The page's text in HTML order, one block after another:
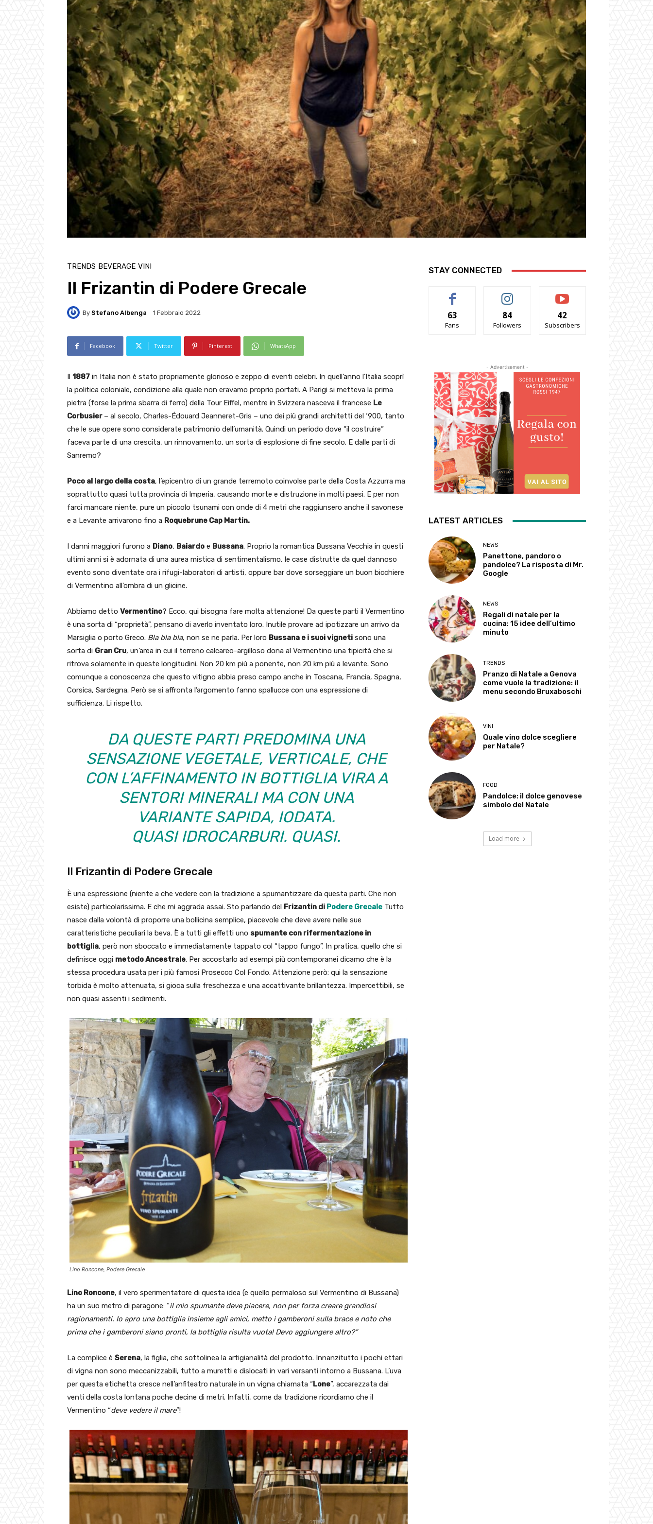
TRENDS BEVERAGE VINI
Il Frizantin di Podere Grecale
By Stefano Albenga 1 Febbraio 2022
Facebook Twitter Pinterest WhatsApp
Il 1887 in Italia non è stato propriamente glorioso e zeppo di eventi celebri. In quell’anno l’Italia scoprì
la politica coloniale, condizione alla quale non eravamo proprio portati. A Parigi si metteva la prima
pietra (forse la prima sbarra di ferro) della Tour Eiffel, mentre in Svizzera nasceva il francese Le
Corbusier – al secolo, Charles-Édouard Jeanneret-Gris – uno dei più grandi architetti del ‘900, tanto
che le sue opere sono considerate patrimonio dell’umanità. Quindi un periodo dove “il costruire”
faceva parte di una crescita, un rinnovamento, un sorta di esplosione di fine secolo. E dalle parti di
Sanremo?
Poco al largo della costa, l’epicentro di un grande terremoto coinvolse parte della Costa Azzurra ma
soprattutto quasi tutta provincia di Imperia, causando morte e distruzione in molti paesi. E per non
farci mancare niente, pure un piccolo tsunami con onde di 4 metri che raggiunsero anche il savonese
e a Levante arrivarono fino a Roquebrune Cap Martin.
I danni maggiori furono a Diano, Baiardo e Bussana. Proprio la romantica Bussana Vecchia in questi
ultimi anni si è adornata di una aurea mistica di sentimentalismo, le case distrutte da quel dannoso
evento sono diventate ora i rifugi-laboratori di artisti, oppure bar dove sorseggiare un buon bicchiere
di Vermentino all’ombra di un glicine.
Abbiamo detto Vermentino? Ecco, qui bisogna fare molta attenzione! Da queste parti il Vermentino
è una sorta di “proprietà”, pensano di averlo inventato loro. Inutile provare ad ipotizzare un arrivo da
Marsiglia o porto Greco. Bla bla bla, non se ne parla. Per loro Bussana e i suoi vigneti sono una
sorta di Gran Cru, un’area in cui il terreno calcareo-argilloso dona al Vermentino una tipicità che si
ritrova solamente in queste longitudini. Non 20 km più a ponente, non 20 km più a levante. Sono
comunque a conoscenza che questo vitigno abbia preso campo anche in Toscana, Francia, Spagna,
Corsica, Sardegna. Però se si affronta l’argomento fanno spallucce con una espressione di
sufficienza. Li rispetto.
DA QUESTE PARTI PREDOMINA UNA
SENSAZIONE VEGETALE, VERTICALE, CHE
CON L’AFFINAMENTO IN BOTTIGLIA VIRA A
SENTORI MINERALI MA CON UNA
VARIANTE SAPIDA, IODATA.
QUASI IDROCARBURI. QUASI.
Il Frizantin di Podere Grecale
È una espressione (niente a che vedere con la tradizione a spumantizzare da questa parti. Che non
esiste) particolarissima. E che mi aggrada assai. Sto parlando del Frizantin di Podere Grecale Tutto
nasce dalla volontà di proporre una bollicina semplice, piacevole che deve avere nelle sue
caratteristiche peculiari la beva. È a tutti gli effetti uno spumante con rifermentazione in
bottiglia, però non sboccato e immediatamente tappato col “tappo fungo”. In pratica, quello che si
definisce oggi metodo Ancestrale. Per accostarlo ad esempi più contemporanei dicamo che è la
stessa procedura usata per i più famosi Prosecco Col Fondo. Attenzione però: qui la sensazione
torbida è molto attenuata, si gioca sulla freschezza e una accattivante brillantezza. Impercettibili, se
non quasi assenti i sedimenti.
Lino Roncone, Podere Grecale
Lino Roncone, il vero sperimentatore di questa idea (e quello permaloso sul Vermentino di Bussana)
ha un suo metro di paragone: “il mio spumante deve piacere, non per forza creare grandiosi
ragionamenti. Io apro una bottiglia insieme agli amici, metto i gamberoni sulla brace e noto che
prima che i gamberoni siano pronti, la bottiglia risulta vuota! Devo aggiungere altro?”
La complice è Serena, la figlia, che sottolinea la artigianalità del prodotto. Innanzitutto i pochi ettari
di vigna non sono meccanizzabili, tutto a muretti e dislocati in vari versanti intorno a Bussana. L’uva
per questa etichetta cresce nell’anfiteatro naturale in un vigna chiamata “Lone”, accarezzata dai
venti della costa lontana poche decine di metri. Infatti, come da tradizione ricordiamo che il
Vermentino “deve vedere il mare”!
STAY CONNECTED
63
Fans
84
Followers
42
Subscribers
- Advertisement -
LATEST ARTICLES
NEWS
Panettone, pandoro o
pandolce? La risposta di Mr.
Google
NEWS
Regali di natale per la
cucina: 15 idee dell’ultimo
minuto
TRENDS
Pranzo di Natale a Genova
come vuole la tradizione: il
menu secondo Bruxaboschi
VINI
Quale vino dolce scegliere
per Natale?
FOOD
Pandolce: il dolce genovese
simbolo del Natale
Load more